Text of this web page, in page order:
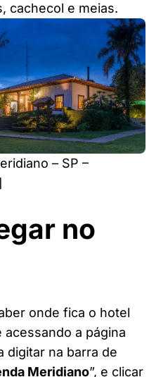
cachecol e meias.
– SP –
no
onde fica o hotel
acessando a página
digitar na barra de
Meridiano”, e clicar